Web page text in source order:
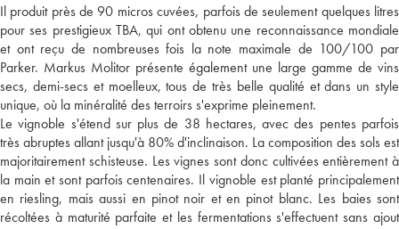
Il produit près de 90 micros cuvées, parfois de seulement quelques litres
pour ses prestigieux TBA, qui ont obtenu une reconnaissance mondiale
et ont reçu de nombreuses fois la note maximale de 100/100 par
Parker. Markus Molitor présente également une large gamme de vins
secs, demi-secs et moelleux, tous de très belle qualité et dans un style
unique, où la minéralité des terroirs s'exprime pleinement.
Le vignoble s'étend sur plus de 38 hectares, avec des pentes parfois
très abruptes allant jusqu'à 80% d'inclinaison. La composition des sols est
majoritairement schisteuse. Les vignes sont donc cultivées entièrement à
la main et sont parfois centenaires. Il vignoble est planté principalement
en riesling, mais aussi en pinot noir et en pinot blanc. Les baies sont
récoltées à maturité parfaite et les fermentations s'effectuent sans ajout